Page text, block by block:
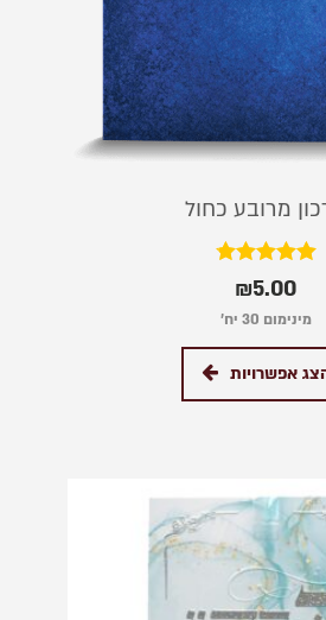
מרובע כחול
דורג
4.75
מתוך 5
₪5.00
מינימום 30 יח׳
אפשרויות